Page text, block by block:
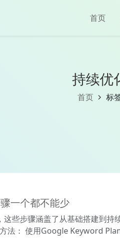
首页
持续优
首页 标
一个都不能少
些步骤涵盖了从基础搭建到
法： 使用Google Keyword